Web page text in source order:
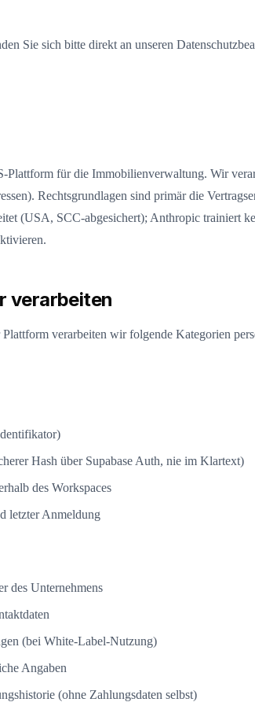
Sie sich bitte direkt an unseren
Plattform für die Immobilienverwaltung. Wir
Rechtsgrundlagen sind primär die
(USA, SCC-abgesichert); Anthropic trainiert
verarbeiten
verarbeiten wir folgende Kategorien
Hash über Supabase Auth, nie im Klartext)
des Workspaces
letzter Anmeldung
des Unternehmens
(bei White-Label-Nutzung)
Angaben
(ohne Zahlungsdaten selbst)